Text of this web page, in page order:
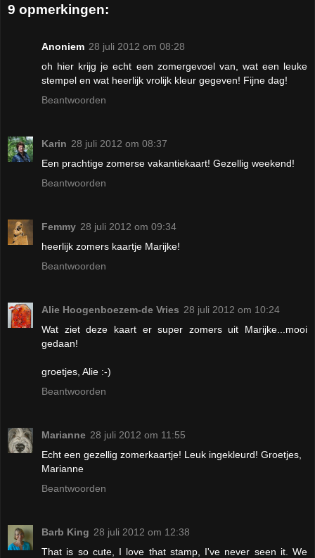
9 opmerkingen:
Anoniem 28 juli 2012 om 08:28
oh hier krijg je echt een zomergevoel van, wat een leuke
stempel en wat heerlijk vrolijk kleur gegeven! Fijne dag!
Beantwoorden
Karin 28 juli 2012 om 08:37
Een prachtige zomerse vakantiekaart! Gezellig weekend!
Beantwoorden
Femmy 28 juli 2012 om 09:34
heerlijk zomers kaartje Marijke!
Beantwoorden
Alie Hoogenboezem-de Vries 28 juli 2012 om 10:24
Wat ziet deze kaart er super zomers uit Marijke...mooi
gedaan!
groetjes, Alie :-)
Beantwoorden
Marianne 28 juli 2012 om 11:55
Echt een gezellig zomerkaartje! Leuk ingekleurd! Groetjes,
Marianne
Beantwoorden
Barb King 28 juli 2012 om 12:38
That is so cute, I love that stamp, I've never seen it. We